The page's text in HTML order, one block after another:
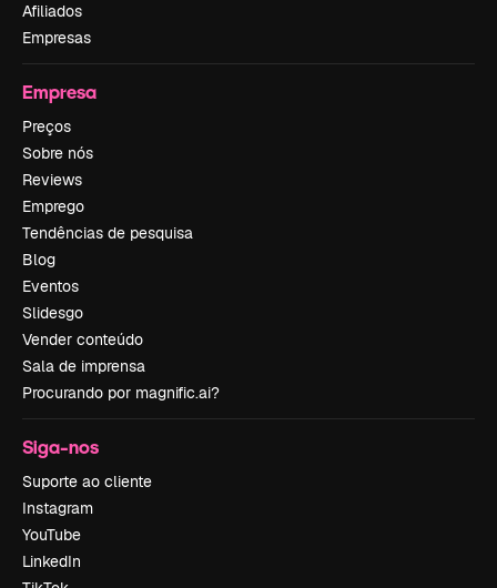
Afiliados
Empresas
Empresa
Preços
Sobre nós
Reviews
Emprego
Tendências de pesquisa
Blog
Eventos
Slidesgo
Vender conteúdo
Sala de imprensa
Procurando por magnific.ai?
Siga-nos
Suporte ao cliente
Instagram
YouTube
LinkedIn